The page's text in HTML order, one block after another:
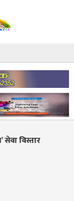
निर्देशकमा प्रा.